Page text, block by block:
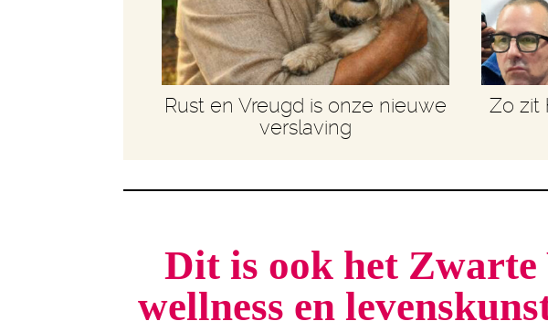
Rust en Vreugd is onze nieuwe
verslaving
Zo zit
Dit is ook het
wellness en